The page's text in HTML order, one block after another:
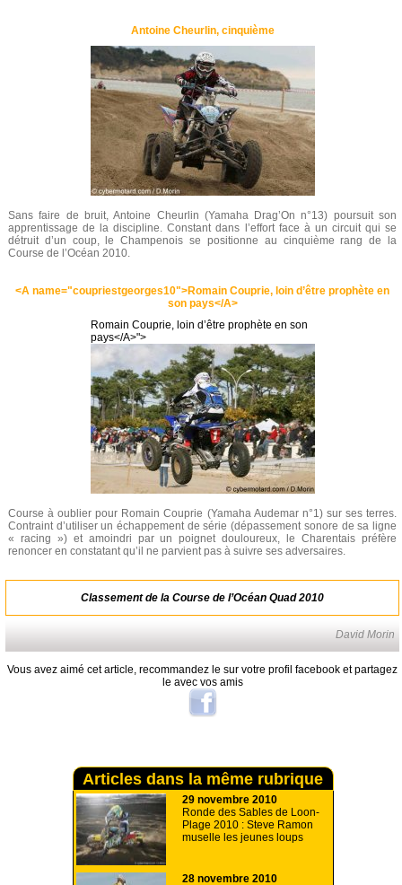
Antoine Cheurlin, cinquième
Sans faire de bruit, Antoine Cheurlin (Yamaha Drag’On n°13) poursuit son
apprentissage de la discipline. Constant dans l’effort face à un circuit qui se
détruit d’un coup, le Champenois se positionne au cinquième rang de la
Course de l’Océan 2010.
<A name="coupriestgeorges10">Romain Couprie, loin d’être prophète en
son pays</A>
Romain Couprie, loin d’être prophète en son
pays</A>">
Course à oublier pour Romain Couprie (Yamaha Audemar n°1) sur ses terres.
Contraint d’utiliser un échappement de série (dépassement sonore de sa ligne
« racing ») et amoindri par un poignet douloureux, le Charentais préfère
renoncer en constatant qu’il ne parvient pas à suivre ses adversaires.
Classement de la Course de l’Océan Quad 2010
David Morin
Vous avez aimé cet article, recommandez le sur votre profil facebook et partagez
le avec vos amis
Articles dans la même rubrique
29 novembre 2010
Ronde des Sables de Loon-
Plage 2010 : Steve Ramon
muselle les jeunes loups
28 novembre 2010